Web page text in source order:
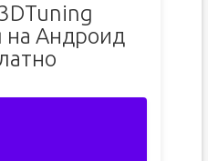
на Андроид